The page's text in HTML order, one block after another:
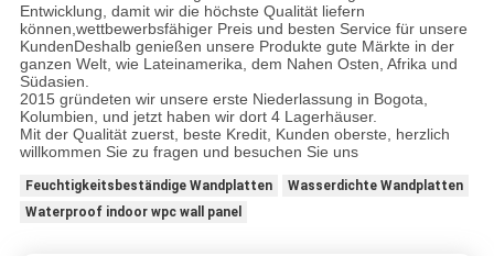
Entwicklung, damit wir die höchste Qualität liefern
können,wettbewerbsfähiger Preis und besten Service für unsere
KundenDeshalb genießen unsere Produkte gute Märkte in der
ganzen Welt, wie Lateinamerika, dem Nahen Osten, Afrika und
Südasien.
2015 gründeten wir unsere erste Niederlassung in Bogota,
Kolumbien, und jetzt haben wir dort 4 Lagerhäuser.
Mit der Qualität zuerst, beste Kredit, Kunden oberste, herzlich
willkommen Sie zu fragen und besuchen Sie uns
Feuchtigkeitsbeständige Wandplatten
Wasserdichte Wandplatten
Waterproof indoor wpc wall panel